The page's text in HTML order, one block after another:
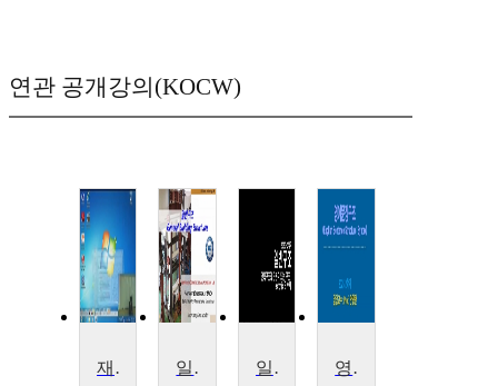
연관 공개강의(KOCW)
재료결정구조 일반구조 일반구조 영어문장구조